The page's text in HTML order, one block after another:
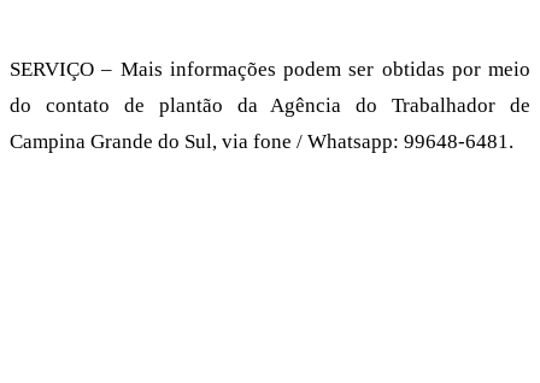
SERVIÇO – Mais informações podem ser obtidas por meio
do contato de plantão da Agência do Trabalhador de
Campina Grande do Sul, via fone / Whatsapp: 99648-6481.